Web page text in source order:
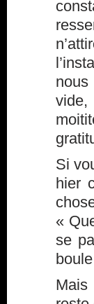
nous
vide,
Si
hier
«
se